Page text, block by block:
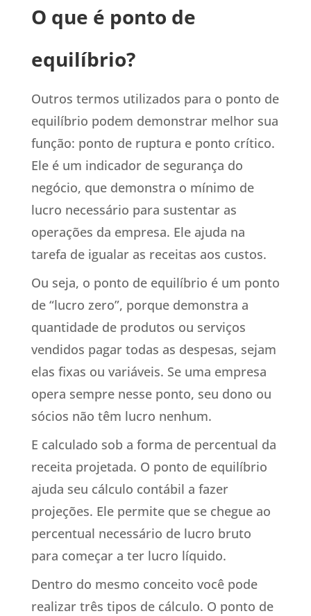
O que é ponto de
equilíbrio?
Outros termos utilizados para o ponto de
equilíbrio podem demonstrar melhor sua
função: ponto de ruptura e ponto crítico.
Ele é um indicador de segurança do
negócio, que demonstra o mínimo de
lucro necessário para sustentar as
operações da empresa. Ele ajuda na
tarefa de igualar as receitas aos custos.
Ou seja, o ponto de equilíbrio é um ponto
de “lucro zero”, porque demonstra a
quantidade de produtos ou serviços
vendidos pagar todas as despesas, sejam
elas fixas ou variáveis. Se uma empresa
opera sempre nesse ponto, seu dono ou
sócios não têm lucro nenhum.
E calculado sob a forma de percentual da
receita projetada. O ponto de equilíbrio
ajuda seu cálculo contábil a fazer
projeções. Ele permite que se chegue ao
percentual necessário de lucro bruto
para começar a ter lucro líquido.
Dentro do mesmo conceito você pode
realizar três tipos de cálculo. O ponto de